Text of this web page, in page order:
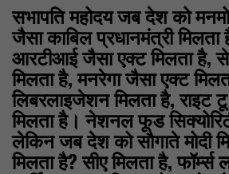
सभापति महोदय जब देश को
जैसा काबिल प्रधानमंत्री
आरटीआई जैसा एक्ट मिलता है,
मिलता है, मनरेगा जैसा एक्ट
लिबरलाइजेशन मिलता है,
मिलता है। नेशनल फूड
लेकिन जब देश को सौगाते मोदी
मिलता है? सीए मिलता है, फॉर्म्स